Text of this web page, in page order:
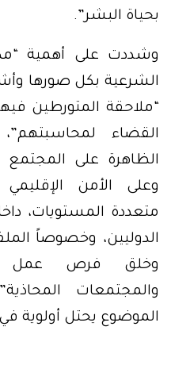
بحياة البشر”.
وشددت على أهمية
الشرعية بكل صورها
“ملاحقة المتورطين
القضاء
الظاهرة على المجتمع
وعلى الأمن
متعددة المستويات،
الدوليين، وخصوصاً
وخلق فرص عمل
والمجتمعات
الموضوع يحتل أولوية